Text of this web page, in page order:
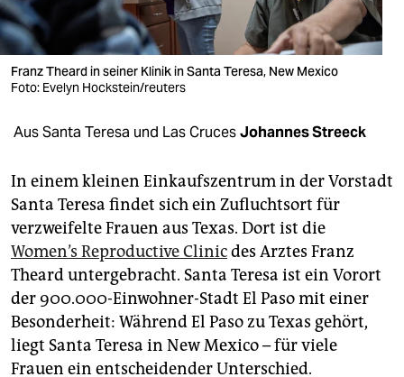
wahrheit
verlag
verlag
veranstaltungen
fragen & hilfe
unterstützen
abo
genossenschaft
epaper login
Franz Theard in seiner Klinik in Santa Teresa, New Mexico
Foto: Evelyn Hockstein/reuters
Aus Santa Teresa und Las CrucesJohannes Streeck
In einem kleinen Einkaufszentrum in der Vorstadt
Santa Teresa findet sich ein Zufluchtsort für
verzweifelte Frauen aus Texas. Dort ist die
Women’s Reproductive Clinicdes Arztes Franz
Theard untergebracht. Santa Teresa ist ein Vorort
der 900.000-Einwohner-Stadt El Paso mit einer
Besonderheit: Während El Paso zu Texas gehört,
liegt Santa Teresa in New Mexico – für viele
Frauen ein entscheidender Unterschied.